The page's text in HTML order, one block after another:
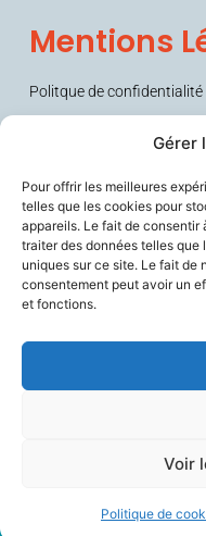
Gérer
Pour offrir les meilleures
telles que les cookies pour
appareils. Le fait de consentir
traiter des données telles que
uniques sur ce site. Le fait de
consentement peut avoir un
et fonctions.
Voir
Politique de
soignants, améliore le
vieillissement, et
Mentions
Politque de confidentialité
©Copyright 2026 | Tous droits